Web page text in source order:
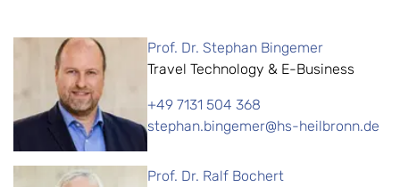
Prof. Dr. Stephan Bingemer
Travel Technology & E-Business
+49 7131 504 368
stephan.bingemer@hs-heilbronn.de
Prof. Dr. Ralf Bochert